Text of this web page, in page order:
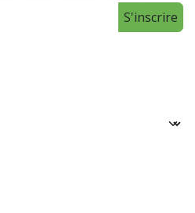
S'inscrire